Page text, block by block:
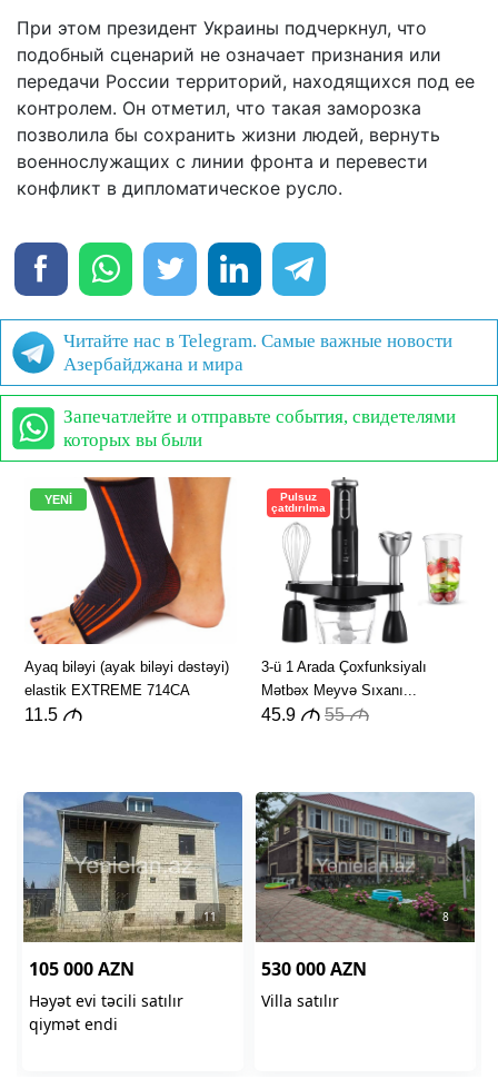
При этом президент Украины подчеркнул, что
подобный сценарий не означает признания или
передачи России территорий, находящихся под ее
контролем. Он отметил, что такая заморозка
позволила бы сохранить жизни людей, вернуть
военнослужащих с линии фронта и перевести
конфликт в дипломатическое русло.
Читайте нас в Telegram. Самые важные новости
Азербайджана и мира
Запечатлейте и отправьте события, свидетелями
которых вы были